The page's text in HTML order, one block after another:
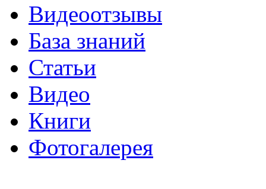
Видеоотзывы
База знаний
Статьи
Видео
Книги
Фотогалерея